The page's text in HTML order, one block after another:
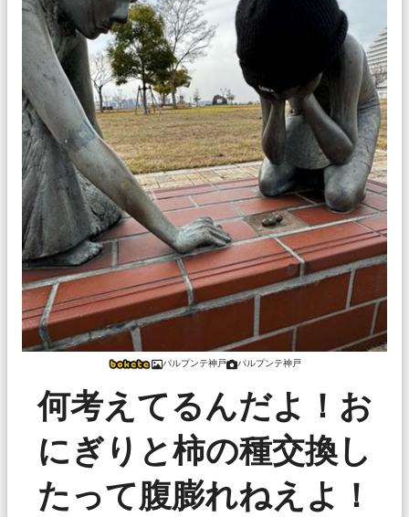
パルプンテ神戸 パルプンテ神戸
何考えてるんだよ！お
にぎりと柿の種交換し
たって腹膨れねえよ！